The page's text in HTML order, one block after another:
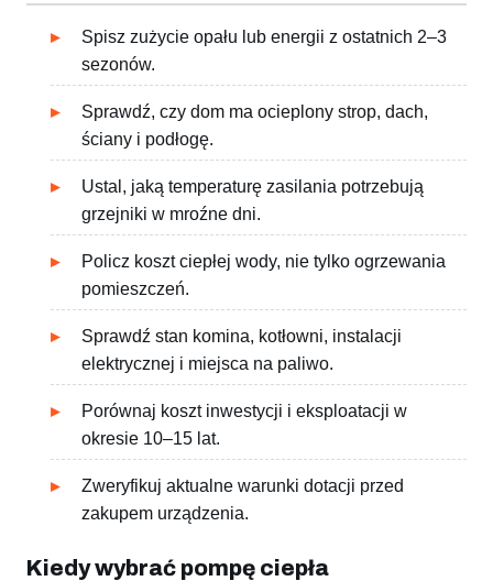
Spisz zużycie opału lub energii z ostatnich 2–3
sezonów.
Sprawdź, czy dom ma ocieplony strop, dach,
ściany i podłogę.
Ustal, jaką temperaturę zasilania potrzebują
grzejniki w mroźne dni.
Policz koszt ciepłej wody, nie tylko ogrzewania
pomieszczeń.
Sprawdź stan komina, kotłowni, instalacji
elektrycznej i miejsca na paliwo.
Porównaj koszt inwestycji i eksploatacji w
okresie 10–15 lat.
Zweryfikuj aktualne warunki dotacji przed
zakupem urządzenia.
Kiedy wybrać pompę ciepła